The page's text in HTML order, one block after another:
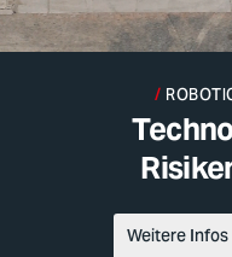
Weitere Infos